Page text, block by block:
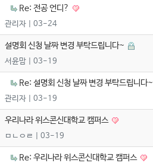
Re: 전공 언디?
관리자 | 03-24
설명회 신청 날짜 변경 부탁드립니다~
서윤맘 | 03-19
Re: 설명회 신청 날짜 변경 부탁드립니다~
관리자 | 03-19
우리나라 위스콘신대학교 캠퍼스
ㅁㄴㅇㄹ | 03-19
Re: 우리나라 위스콘신대학교 캠퍼스